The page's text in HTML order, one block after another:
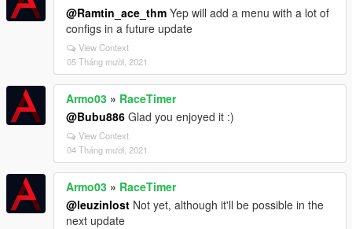
@Ramtin_ace_thm Yep will add a menu with a lot of
configs in a future update
View Context
05 Tháng mười, 2021
Armo03 » RaceTimer
@Bubu886 Glad you enjoyed it :)
View Context
04 Tháng mười, 2021
Armo03 » RaceTimer
@leuzinlost Not yet, although it'll be possible in the
next update